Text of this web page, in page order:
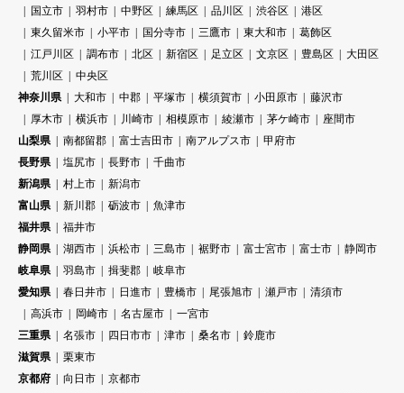
国立市 羽村市 中野区 練馬区 品川区 渋谷区
港区
東久留米市
小平市 国分寺市 三鷹市 東大和市
葛飾区
江戸川区
調布市 北区 新宿区 足立区 文京区 豊島区
大田区
荒川区
中央区
神奈川県
大和市 中郡 平塚市 横須賀市 小田原市
藤沢市
厚木市
横浜市 川崎市 相模原市 綾瀬市 茅ケ崎市
座間市
山梨県
南都留郡 富士吉田市 南アルプス市
甲府市
長野県
塩尻市 長野市
千曲市
新潟県
村上市
新潟市
富山県
新川郡 砺波市
魚津市
福井県
福井市
静岡県
湖西市 浜松市 三島市 裾野市 富士宮市 富士市
静岡市
岐阜県
羽島市 揖斐郡
岐阜市
愛知県
春日井市 日進市 豊橋市 尾張旭市 瀬戸市
清須市
高浜市
岡崎市 名古屋市
一宮市
三重県
名張市 四日市市 津市 桑名市
鈴鹿市
滋賀県
栗東市
京都府
向日市
京都市